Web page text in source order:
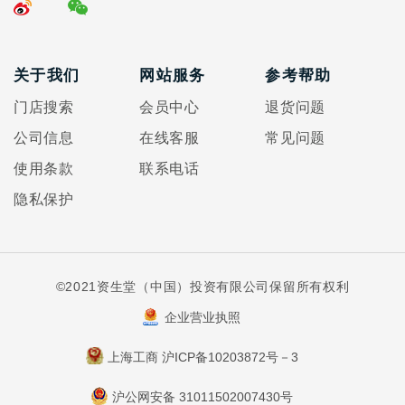
关于我们
门店搜索
公司信息
使用条款
隐私保护
网站服务
会员中心
在线客服
联系电话
参考帮助
退货问题
常见问题
©2021资生堂（中国）投资有限公司保留所有权利
企业营业执照
上海工商 沪ICP备10203872号－3
沪公网安备 31011502007430号